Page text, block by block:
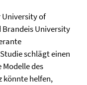
University of
University
schlägt einen
des
könnte helfen,